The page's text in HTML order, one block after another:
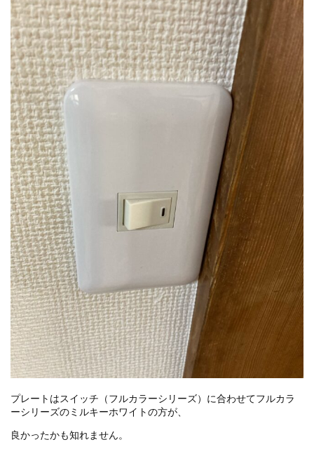
プレートはスイッチ（フルカラーシリーズ）に合わせてフルカラ
ーシリーズのミルキーホワイトの方が、
良かったかも知れません。